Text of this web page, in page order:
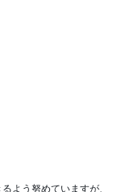
よう努めていますが、